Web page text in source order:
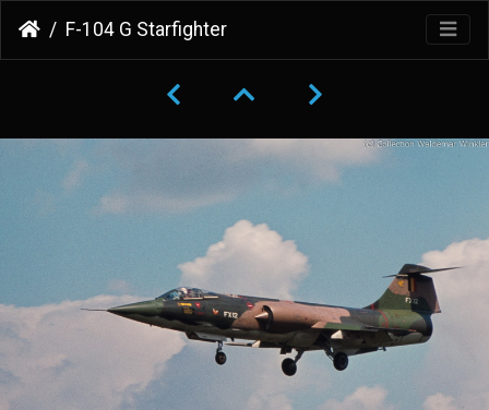
F-104 G Starfighter